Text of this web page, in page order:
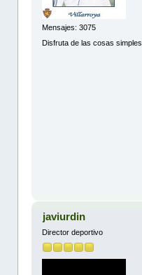
Mensajes: 3075
Disfruta de las cosas simples
javiurdin
Director deportivo